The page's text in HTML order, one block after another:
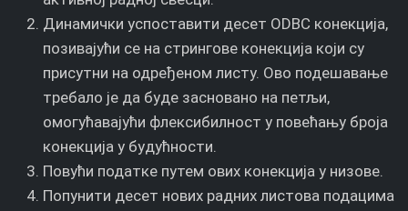
Динамички успоставити десет ODBC конекција,
позивајући се на стрингове конекција који су
присутни на одређеном листу. Ово подешавање
требало је да буде засновано на петљи,
омогућавајући флексибилност у повећању броја
конекција у будућности.
Повући податке путем ових конекција у низове.
Попунити десет нових радних листова подацима